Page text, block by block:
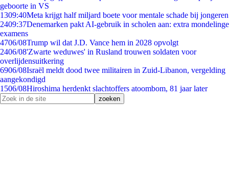
geboorte in VS
1309:40Meta krijgt half miljard boete voor mentale schade bij jongeren
2409:37Denemarken pakt AI-gebruik in scholen aan: extra mondelinge
examens
4706/08Trump wil dat J.D. Vance hem in 2028 opvolgt
2406/08'Zwarte weduwes' in Rusland trouwen soldaten voor
overlijdensuitkering
6906/08Israël meldt dood twee militairen in Zuid-Libanon, vergelding
aangekondigd
1506/08Hiroshima herdenkt slachtoffers atoombom, 81 jaar later